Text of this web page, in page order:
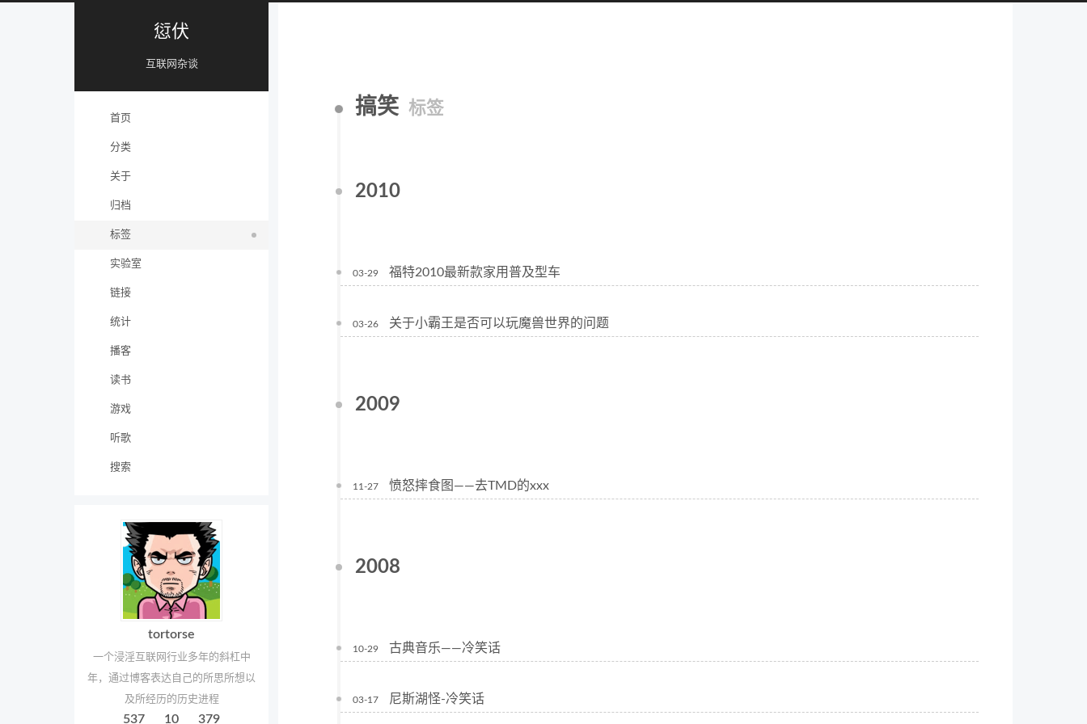
愆伏
互联网杂谈
首页
分类
关于
归档
标签
实验室
链接
统计
播客
读书
游戏
听歌
搜索
tortorse
一个浸淫互联网行业多年的斜杠中
年，通过博客表达自己的所思所想以
及所经历的历史进程
537 10 379
搞笑 标签
2010
03-29 福特2010最新款家用普及型车
03-26 关于小霸王是否可以玩魔兽世界的问题
2009
11-27 愤怒摔食图——去TMD的xxx
2008
10-29 古典音乐——冷笑话
03-17 尼斯湖怪-冷笑话